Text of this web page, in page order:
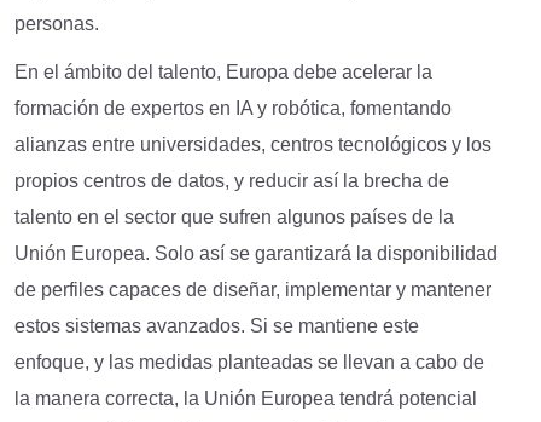
personas.
En el ámbito del talento, Europa debe acelerar la
formación de expertos en IA y robótica, fomentando
alianzas entre universidades, centros tecnológicos y los
propios centros de datos, y reducir así la brecha de
talento en el sector que sufren algunos países de la
Unión Europea. Solo así se garantizará la disponibilidad
de perfiles capaces de diseñar, implementar y mantener
estos sistemas avanzados. Si se mantiene este
enfoque, y las medidas planteadas se llevan a cabo de
la manera correcta, la Unión Europea tendrá potencial